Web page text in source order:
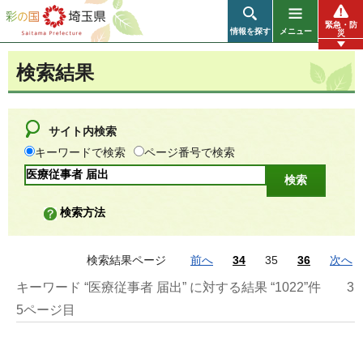
彩の国 埼玉県
情報を探す メニュー
緊急・防
災
検索結果
サイト内検索
キーワードで検索
ページ番号で検索
検索方法
検索結果ページ 前へ 34 35 36 次へ
キーワード “医療従事者 届出” に対する結果 “1022”件
3
5ページ目